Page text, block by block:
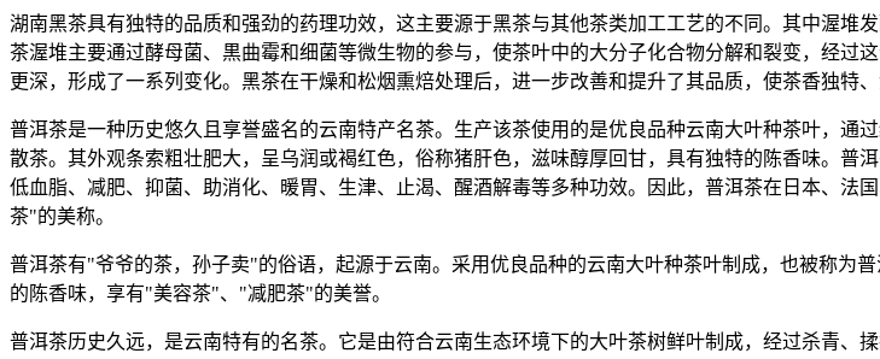
湖南黑茶具有独特的品质和强劲的药理功效，这主要源于黑茶与其他茶类加工工艺的不同。其中渥
茶渥堆主要通过酵母菌、黒曲霉和细菌等微生物的参与，使茶叶中的大分子化合物分解和裂变，经
更深，形成了一系列变化。黑茶在干燥和松烟熏焙处理后，进一步改善和提升了其品质，使茶香独特、
普洱茶是一种历史悠久且享誉盛名的云南特产名茶。生产该茶使用的是优良品种云南大叶种茶叶，
散茶。其外观条索粗壮肥大，呈乌润或褐红色，俗称猪肝色，滋味醇厚回甘，具有独特的陈香味。
低血脂、减肥、抑菌、助消化、暖胃、生津、止渴、醒酒解毒等多种功效。因此，普洱茶在日本、
茶"的美称。
普洱茶有"爷爷的茶，孙子卖"的俗语，起源于云南。采用优良品种的云南大叶种茶叶制成，也被称为
的陈香味，享有"美容茶"、"减肥茶"的美誉。
普洱茶历史久远，是云南特有的名茶。它是由符合云南生态环境下的大叶茶树鲜叶制成，经过杀青